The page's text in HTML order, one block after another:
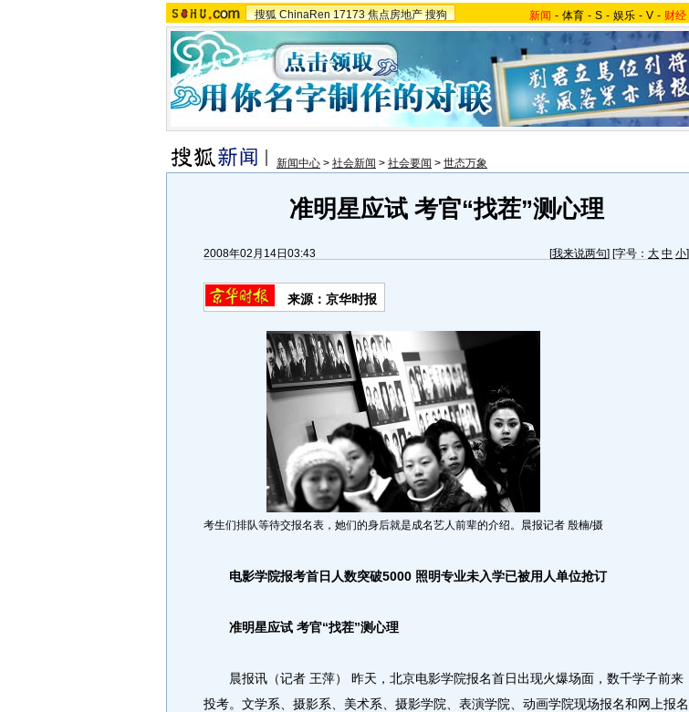
搜狐 ChinaRen 17173 焦点房地产 搜狗 新闻 - 体育 - S - 娱乐 - V - 财经
新闻中心 > 社会新闻 > 社会要闻 > 世态万象
准明星应试 考官“找茬”测心理
2008年02月14日03:43 [我来说两句] [字号： 大 中 小]
来源：京华时报
考生们排队等待交报名表，她们的身后就是成名艺人前辈的介绍。晨报记者 殷楠/摄
电影学院报考首日人数突破5000 照明专业未入学已被用人单位抢订
准明星应试 考官“找茬”测心理
晨报讯（记者 王萍） 昨天，北京电影学院报名首日出现火爆场面，数千学子前来
投考。文学系、摄影系、美术系、摄影学院、表演学院、动画学院现场报名和网上报名